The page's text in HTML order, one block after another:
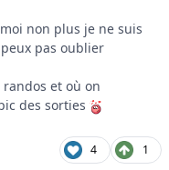
non plus je ne suis
pas oublier
et où on
des sorties
4 1